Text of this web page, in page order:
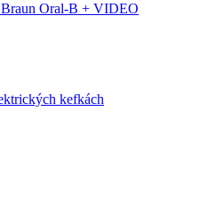
Oral-B + VIDEO
kefkách